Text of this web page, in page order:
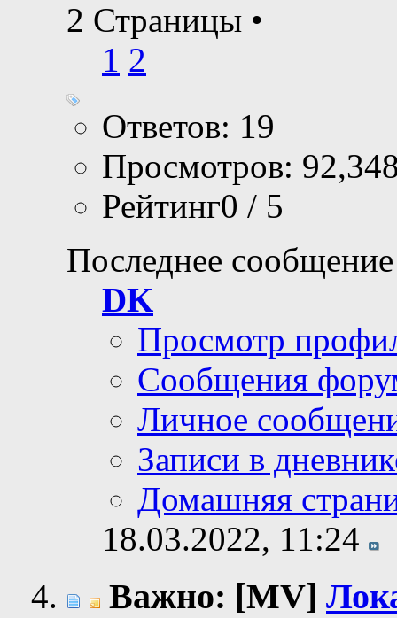
2 Страницы •
1 2
Ответов: 19
Просмотров:
Рейтинг0 / 5
Последнее
DK
Просмотр
Сообщения
Личное
Записи в
Домашняя
18.03.2022, 11:24
Важно: [MV]